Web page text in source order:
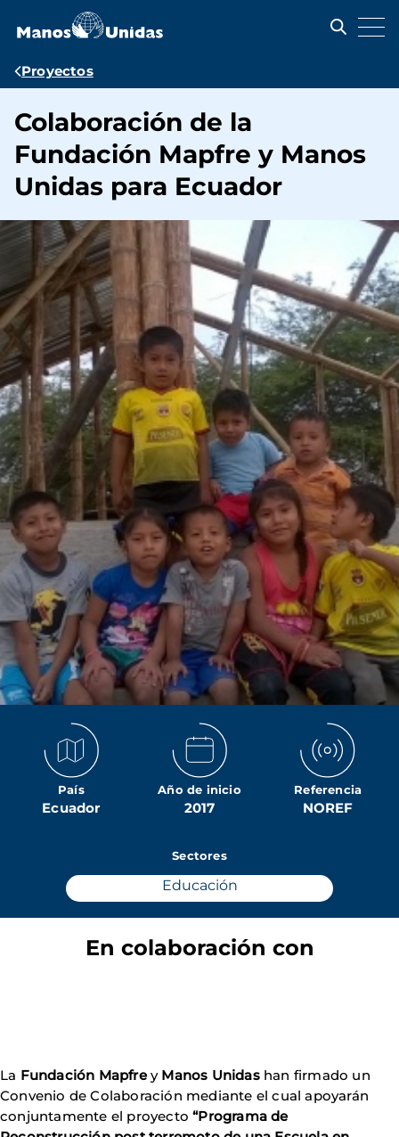
contenido
Ruta
navegación
Proyectos
Colaboración de la
Fundación Mapfre y Manos
Unidas para Ecuador
País
Ecuador
Año de inicio
2017
Referencia
NOREF
Sectores
Educación
En colaboración con
La Fundación Mapfrey Manos Unidashan firmado un
Convenio de Colaboración mediante el cual apoyarán
conjuntamente el proyecto“Programa de